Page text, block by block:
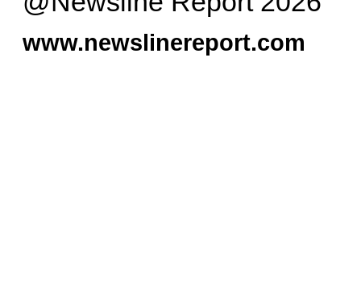
www.newslinereport.com